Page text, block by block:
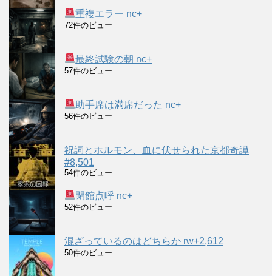
重複エラー nc+
72件のビュー
最終試験の朝 nc+
57件のビュー
助手席は満席だった nc+
56件のビュー
祝詞とホルモン、血に伏せられた京都奇譚
#8,501
54件のビュー
閉館点呼 nc+
52件のビュー
混ざっているのはどちらか rw+2,612
50件のビュー